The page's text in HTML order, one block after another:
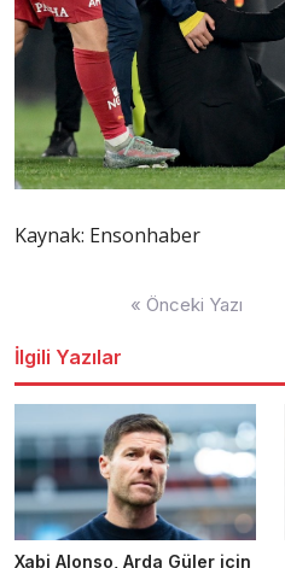
Kaynak: Ensonhaber
« Önceki Yazı
İlgili Yazılar
Xabi Alonso, Arda Güler için